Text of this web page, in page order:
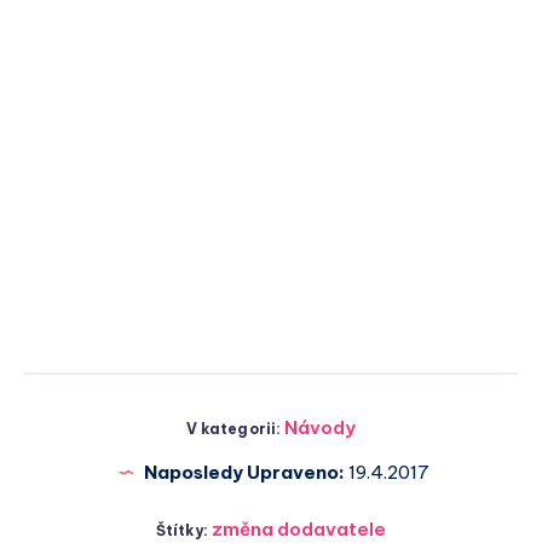
V kategorii: Návody
Naposledy Upraveno: 19.4.2017
Štítky: změna dodavatele